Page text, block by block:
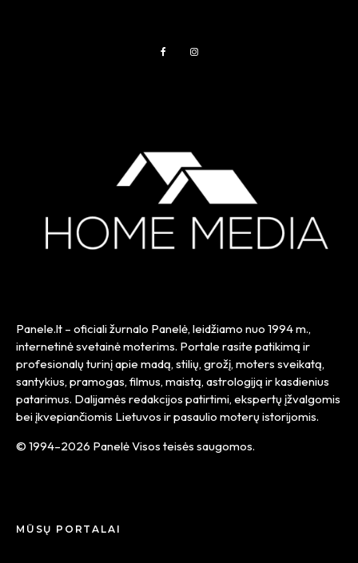
Panele.lt – oficiali žurnalo Panelė, leidžiamo nuo 1994 m.,
internetinė svetainė moterims. Portale rasite patikimą ir
profesionalų turinį apie madą, stilių, grožį, moters sveikatą,
santykius, pramogas, filmus, maistą, astrologiją ir kasdienius
patarimus. Dalijamės redakcijos patirtimi, ekspertų įžvalgomis
bei įkvepiančiomis Lietuvos ir pasaulio moterų istorijomis.
© 1994–2026 Panelė Visos teisės saugomos.
MŪSŲ PORTALAI